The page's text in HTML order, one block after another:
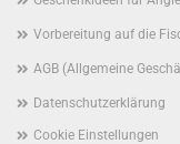
Vorbereitung auf die
AGB (Allgemeine
Datenschutzerklärung
Cookie Einstellungen